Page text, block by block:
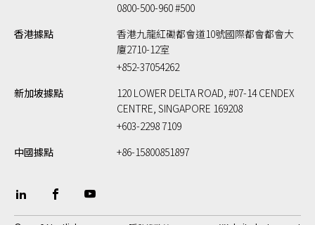
0800-500-960 #500
香港據點
香港九龍紅磡都會道10號國際都會都會大
廈2710-12室
+852-37054262
新加坡據點
120 LOWER DELTA ROAD, #07-14 CENDEX
CENTRE, SINGAPORE 169208
+603-2298 7109
中國據點
+86-15800851897